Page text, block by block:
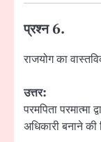
प्रश्न 6.
राजयोग का
उत्तर:
परमपिता परमात्मा
अधिकारी बनाने की